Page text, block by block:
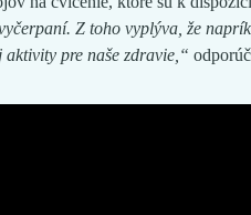
Z toho vyplýva, že
pre naše zdravie,“